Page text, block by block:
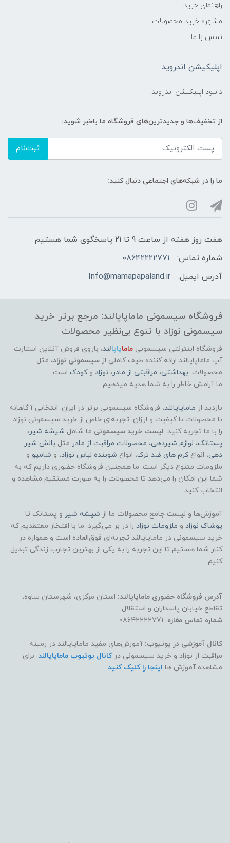
راهنمای خرید
مشاوره خرید محصولات
تماس با ما
اپلیکیشن اندروید
دانلود اپلیکیشن اندروبد
از تخفیف‌ها و جدیدترین‌های فروشگاه ما باخبر شوید:
ثبت‌نام
ما را در شبکه‌های اجتماعی دنبال کنید:
هفت روز هفته از ساعت 9 تا 21 پاسخگوی شما هستیم
شماره تماس:
08642222771
آدرس ایمیل:
Info@mamapapaland.ir
فروشگاه سیسمونی ماماپاپالند: مرجع برتر خرید
سیسمونی نوزاد با تنوع بی‌نظیر محصولات
فروشگاه اینترنتی سیسمونی ماماپاپالند، بازوی فروش آنلاین استارت
آپ ماماپاپالند ارائه کننده طیف کاملی از سیسمونی نوزاد، مثل
محصولات: بهداشتی، مراقبتی از مادر، نوزاد وکودک است.
ما آرامش خاطر را به شما هدیه میدهیم.
بازدید از ماماپاپالند، فروشگاه سیسمونی برتر در ایران. انتخابی آگاهانه
با محصولات با کیفیت و ارزان. تجربه‌ای خاص از خرید سیسمونی نوزاد
را با ما تجربه کنید. لیست خرید سیسمونی ما شامل شیشه شیر،
پستانک، لوازم شیردهی، محصولات مراقبت از مادر مثل بالش شیر
دهی، انواعکرم های ضد ترک، انواع شوینده لباس نوزاد، و شامپو و
ملزومات متنوع دیگر است. ما همچنین فروشگاه حضوری داریم که به
شما این امکان را می‌دهد تا محصولات را به صورت مستقیم مشاهده و
انتخاب کنید.
آموزش‌ها و لیست جامع محصولات ما از شیشه شیر و پستانک تا
پوشاک نوزاد و ملزومات نوزاد را در بر می‌گیرد. ما با افتخار معتقدیم که
خرید سیسمونی در ماماپاپالند تجربه‌ای فوق‌العاده است و همواره در
کنار شما هستیم تا این تجربه را به یکی از بهترین تجارب زندگی تبدیل
کنیم.
آدرس فروشگاه حضوری ماماپاپالند: استان مرکزی، شهرستان ساوه،
تقاطع خیابان پاسداران و استقلال.
شماره تماس مغازه:
کانال آموزشی در یوتیوب: آموزش‌های مفید ماماپاپالند در زمینه
مراقبت از نوزاد و خرید سیسمونی درکانال یوتیوب ماماپاپالند. برای
مشاهده آموزش ها اینجا را کلیک کنید.